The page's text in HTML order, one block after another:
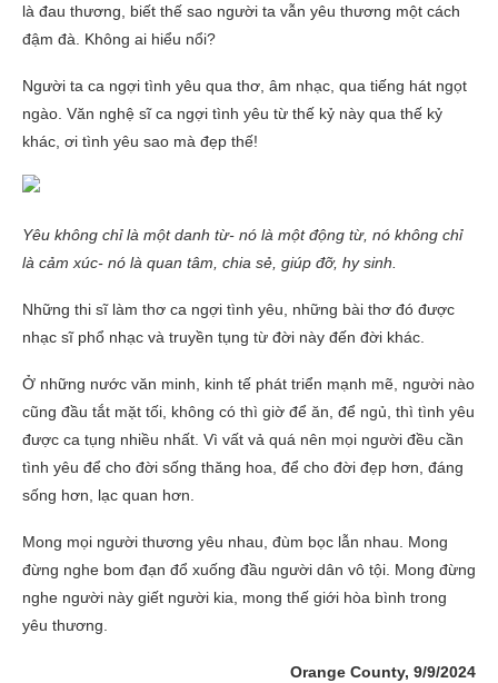
là đau thương, biết thế sao người ta vẫn yêu thương một cách
đậm đà. Không ai hiểu nổi?
Người ta ca ngợi tình yêu qua thơ, âm nhạc, qua tiếng hát ngọt
ngào. Văn nghệ sĩ ca ngợi tình yêu từ thế kỷ này qua thế kỷ
khác, ơi tình yêu sao mà đẹp thế!
Yêu không chỉ là một danh từ- nó là một động từ, nó không chỉ
là cảm xúc- nó là quan tâm, chia sẻ, giúp đỡ, hy sinh.
Những thi sĩ làm thơ ca ngợi tình yêu, những bài thơ đó được
nhạc sĩ phổ nhạc và truyền tụng từ đời này đến đời khác.
Ở những nước văn minh, kinh tế phát triển mạnh mẽ, người nào
cũng đầu tắt mặt tối, không có thì giờ để ăn, để ngủ, thì tình yêu
được ca tụng nhiều nhất. Vì vất vả quá nên mọi người đều cần
tình yêu để cho đời sống thăng hoa, để cho đời đẹp hơn, đáng
sống hơn, lạc quan hơn.
Mong mọi người thương yêu nhau, đùm bọc lẫn nhau. Mong
đừng nghe bom đạn đổ xuống đầu người dân vô tội. Mong đừng
nghe người này giết người kia, mong thế giới hòa bình trong
yêu thương.
Orange County, 9/9/2024